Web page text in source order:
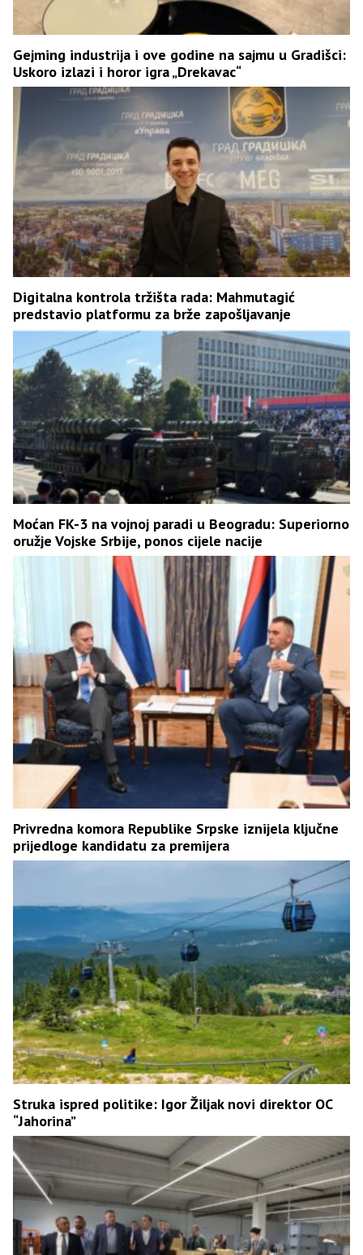
Gejming industrija i ove godine na sajmu u Gradišci:
Uskoro izlazi i horor igra „Drekavac“
Digitalna kontrola tržišta rada: Mahmutagić
predstavio platformu za brže zapošljavanje
Moćan FK-3 na vojnoj paradi u Beogradu: Superiorno
oružje Vojske Srbije, ponos cijele nacije
Privredna komora Republike Srpske iznijela ključne
prijedloge kandidatu za premijera
Struka ispred politike: Igor Žiljak novi direktor OC
“Јahorina”